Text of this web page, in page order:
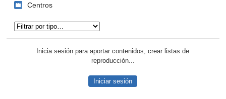
Centros
Inicia sesión para aportar contenidos, crear listas de
reproducción...
Iniciar sesión